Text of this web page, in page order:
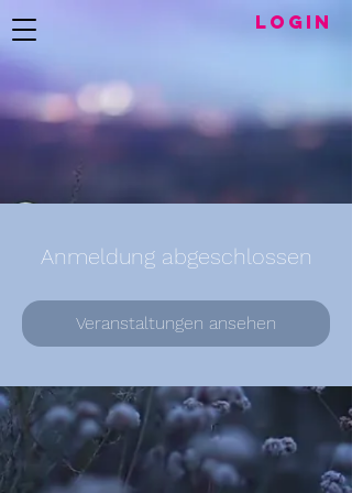
LogIN
Anmeldung abgeschlossen
Veranstaltungen ansehen